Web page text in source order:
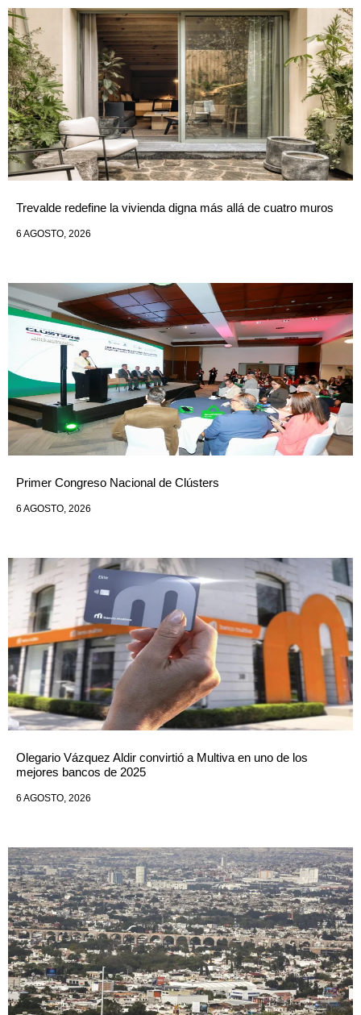
Trevalde redefine la vivienda digna más allá de cuatro muros
6 AGOSTO, 2026
Primer Congreso Nacional de Clústers
6 AGOSTO, 2026
Olegario Vázquez Aldir convirtió a Multiva en uno de los
mejores bancos de 2025
6 AGOSTO, 2026